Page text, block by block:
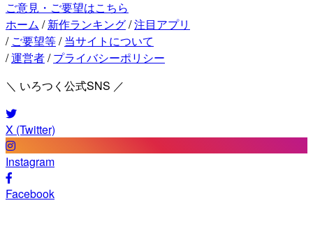
ご意見・ご要望はこちら
ホーム / 新作ランキング/注目アプリ
/ ご要望等/ 当サイトについて
/運営者/ プライバシーポリシー
＼ いろつく公式SNS ／
X (Twitter)
Instagram
Facebook